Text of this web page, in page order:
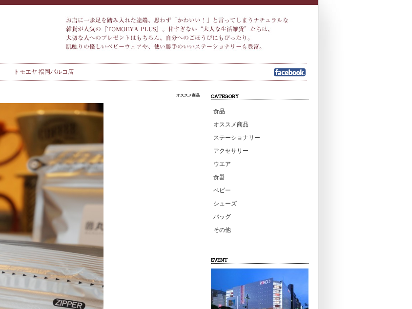
トモエヤ 福岡パルコ店
オススメ商品 CATEGORY
食品
オススメ商品
ステーショナリー
アクセサリー
ウエア
食器
ベビー
シューズ
バッグ
その他
EVENT